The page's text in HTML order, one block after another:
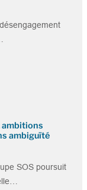
ambitions
ambiguïté
SOS poursuit